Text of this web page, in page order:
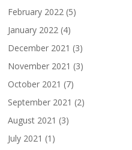
February 2022 (5)
January 2022 (4)
December 2021 (3)
November 2021 (3)
October 2021 (7)
September 2021 (2)
August 2021 (3)
July 2021 (1)